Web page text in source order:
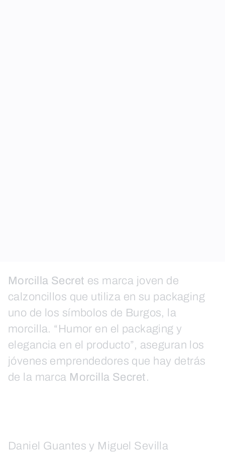
Morcilla Secret es marca joven de
calzoncillos que utiliza en su packaging
uno de los símbolos de Burgos, la
morcilla. “Humor en el packaging y
elegancia en el producto”, aseguran los
jóvenes emprendedores que hay detrás
de la marca Morcilla Secret.
Daniel Guantes y Miguel Sevilla